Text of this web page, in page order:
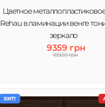
Цветное
Rehau в ламинации венге
зеркало
9359 грн
10920 грн
ХИТ!